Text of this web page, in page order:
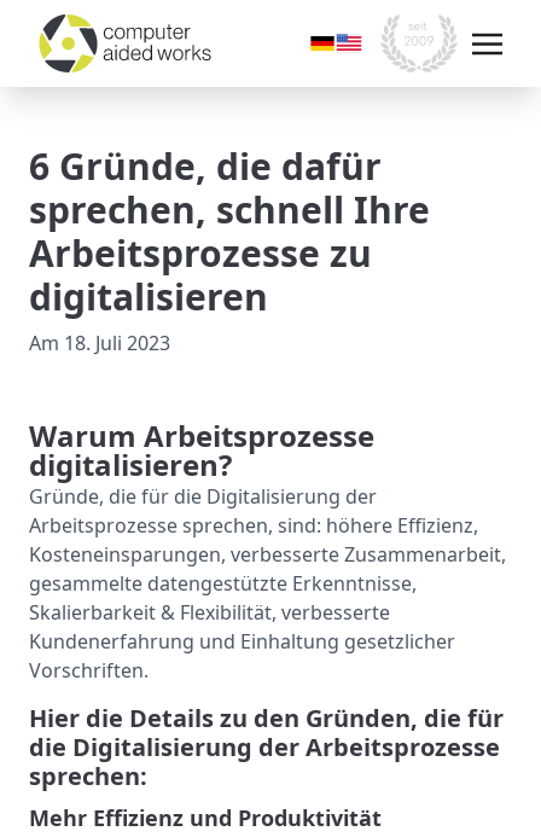
6 Gründe, die dafür
sprechen, schnell Ihre
Arbeitsprozesse zu
digitalisieren
Am 18. Juli 2023
Warum Arbeitsprozesse
digitalisieren?
Gründe, die für die Digitalisierung der
Arbeitsprozesse sprechen, sind: höhere Effizienz,
Kosteneinsparungen, verbesserte Zusammenarbeit,
gesammelte datengestützte Erkenntnisse,
Skalierbarkeit & Flexibilität, verbesserte
Kundenerfahrung und Einhaltung gesetzlicher
Vorschriften.
Hier die Details zu den Gründen, die für
die Digitalisierung der Arbeitsprozesse
sprechen:
Mehr Effizienz und Produktivität